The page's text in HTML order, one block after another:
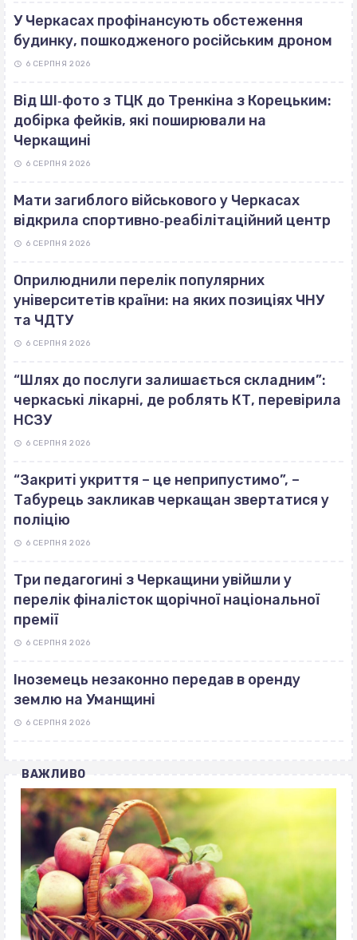
У Черкасах профінансують обстеження
будинку, пошкодженого російським дроном
6 СЕРПНЯ 2026
Від ШІ‐фото з ТЦК до Тренкіна з Корецьким:
добірка фейків, які поширювали на
Черкащині
6 СЕРПНЯ 2026
Мати загиблого військового у Черкасах
відкрила спортивно‐реабілітаційний центр
6 СЕРПНЯ 2026
Оприлюднили перелік популярних
університетів країни: на яких позиціях ЧНУ
та ЧДТУ
6 СЕРПНЯ 2026
“Шлях до послуги залишається складним”:
черкаські лікарні, де роблять КТ, перевірила
НСЗУ
6 СЕРПНЯ 2026
“Закриті укриття – це неприпустимо”, –
Табурець закликав черкащан звертатися у
поліцію
6 СЕРПНЯ 2026
Три педагогині з Черкащини увійшли у
перелік фіналісток щорічної національної
премії
6 СЕРПНЯ 2026
Іноземець незаконно передав в оренду
землю на Уманщині
6 СЕРПНЯ 2026
ВАЖЛИВО